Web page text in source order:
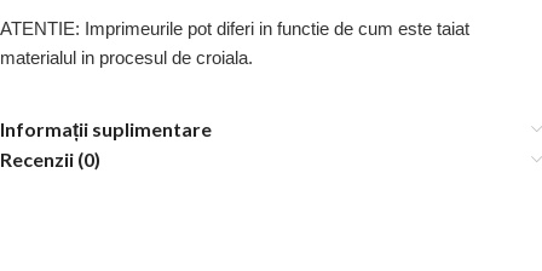
ATENTIE: Imprimeurile pot diferi in functie de cum este taiat
materialul in procesul de croiala.
Informații suplimentare
Recenzii (0)